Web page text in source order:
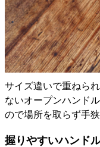
サイズ違いで重ねら
ないオープンハンド
ので場所を取らず手
握りやすいハンド